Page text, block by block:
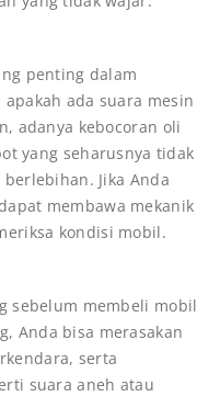
penting dalam
ada suara mesin
adanya kebocoran oli
yang seharusnya tidak
Jika Anda
membawa mekanik
kondisi mobil.
sebelum membeli mobil
Anda bisa merasakan
serta
suara aneh atau